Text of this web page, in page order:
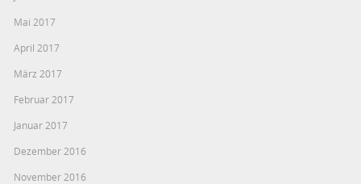
Mai 2017
April 2017
März 2017
Februar 2017
Januar 2017
Dezember 2016
November 2016